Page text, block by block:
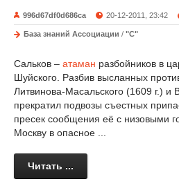
996d67df0d686ca 20-12-2011, 23:42
База знаний Ассоциации / "С"
Сальков – атаман разбойников в
Шуйского. Разбив высланных
Литвинова-Масальского (1609 г.) и
прекратил подвозы съестных
пресек сообщения её с низовыми
Москву в опасное ...
Читать ...